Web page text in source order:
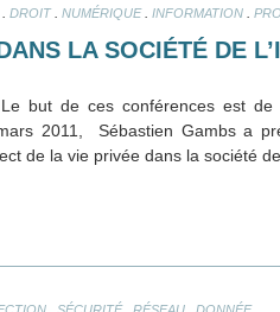
DROIT. NUMÉRIQUE. INFORMATION
LA SOCIÉTÉ DE
but de ces conférences est
2011, Sébastien Gambs a
de la vie privée dans la société